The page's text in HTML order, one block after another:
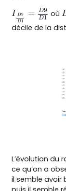
I D9
D1
= D9
D1
ID9D 1=D9D où
décile de la
L’évolution du
ce qu’on a
il semble avoir